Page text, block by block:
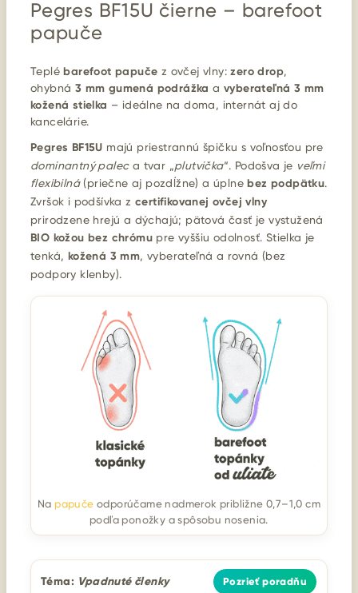
Pegres BF15U čierne – barefoot
papuče
Teplébarefoot papuče z ovčej vlny:zero drop,
ohybná 3 mm gumená podrážka avyberateľná 3 mm
kožená stielka – ideálne na doma, internát aj do
kancelárie.
Pegres BF15U majú priestrannú špičku s voľnosťou pre
dominantný paleca tvar „plutvička“. Podošva je veľmi
flexibilná(priečne aj pozdĺžne) a úplnebez podpätku.
Zvršok i podšívka zcertifikovanej ovčej vlny
prirodzene hrejú a dýchajú; pätová časť je vystužená
BIO kožou bez chrómu pre vyššiu odolnosť. Stielka je
tenká, kožená 3 mm, vyberateľná a rovná (bez
podpory klenby).
Na papuče odporúčame nadmerok približne 0,7–1,0 cm
podľa ponožky a spôsobu nosenia.
Téma: Vpadnuté členky Pozrieť poradňu